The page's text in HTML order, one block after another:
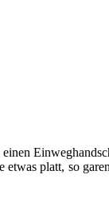
platt, so